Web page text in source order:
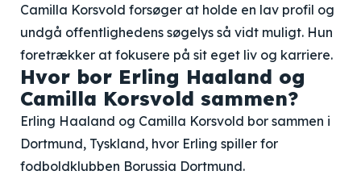
Camilla Korsvold forsøger at holde en lav profil og
undgå offentlighedens søgelys så vidt muligt. Hun
foretrækker at fokusere på sit eget liv og karriere.
Hvor bor Erling Haaland og
Camilla Korsvold sammen?
Erling Haaland og Camilla Korsvold bor sammen i
Dortmund, Tyskland, hvor Erling spiller for
fodboldklubben Borussia Dortmund.